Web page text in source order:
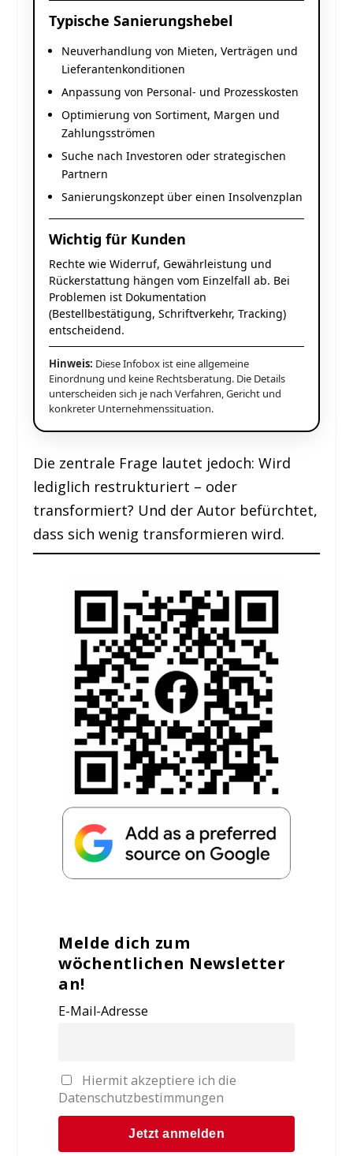
Typische Sanierungshebel
Neuverhandlung von Mieten, Verträgen und
Lieferantenkonditionen
Anpassung von Personal- und Prozesskosten
Optimierung von Sortiment, Margen und
Zahlungsströmen
Suche nach Investoren oder strategischen
Partnern
Sanierungskonzept über einen Insolvenzplan
Wichtig für Kunden
Rechte wie Widerruf, Gewährleistung und
Rückerstattung hängen vom Einzelfall ab. Bei
Problemen ist Dokumentation
(Bestellbestätigung, Schriftverkehr, Tracking)
entscheidend.
Hinweis: Diese Infobox ist eine allgemeine
Einordnung und keine Rechtsberatung. Die Details
unterscheiden sich je nach Verfahren, Gericht und
konkreter Unternehmenssituation.
Die zentrale Frage lautet jedoch: Wird
lediglich restrukturiert – oder
transformiert? Und der Autor befürchtet,
dass sich wenig transformieren wird.
Melde dich zum
wöchentlichen Newsletter
an!
E-Mail-Adresse
Hiermit akzeptiere ich die
Datenschutzbestimmungen